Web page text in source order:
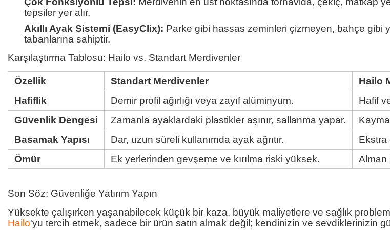
tepsiler yer alır.
Akıllı Ayak Sistemi (EasyClix): Parke gibi hassas zeminleri çizmeyen, bahçe gibi
tabanlarına sahiptir.
Karşılaştırma Tablosu: Hailo vs. Standart Merdivenler
Özellik Standart Merdivenler
Hailo
Hafiflik
Demir profil ağırlığı veya zayıf alüminyum.
Hafif
Güvenlik Dengesi
Zamanla ayaklardaki plastikler aşınır, sallanma yapar.
Basamak Yapısı
Dar, uzun süreli kullanımda ayak ağrıtır.
Ekstra
Ömür
Ek yerlerinden gevşeme ve kırılma riski yüksek. Alman
Son Söz: Güvenliğe Yatırım Yapın
Yüksekte çalışırken yaşanabilecek küçük bir kaza, büyük maliyetlere ve sağlık
Hailo'yu tercih etmek, sadece bir ürün satın almak değil; kendinizin ve sevdiklerinizin